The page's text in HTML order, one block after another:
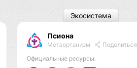
Псиона
Метаорганизм
Поделиться
Официальные ресурсы:
Экосистема